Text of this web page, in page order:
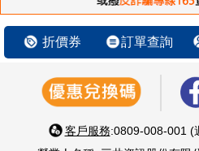
折價券 訂單查詢
客戶服務:0809-008-001 (